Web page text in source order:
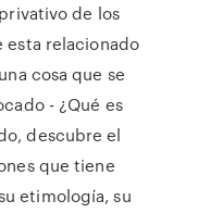
de los
esta relacionado
cosa que se
- ¿Qué es
descubre el
que tiene
etimología, su